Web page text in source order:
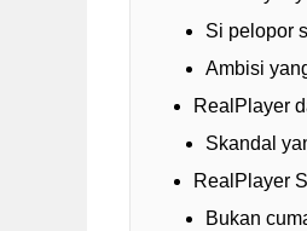
Si pelopor
Ambisi
RealPlayer
Skandal
RealPlayer
Bukan